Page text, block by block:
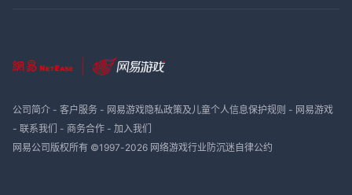
公司简介- 客户服务- 网易游戏隐私政策及儿童个人信息保护规则 - 网易游戏
- 联系我们 - 商务合作- 加入我们
网易公司版权所有 ©1997-2026 网络游戏行业防沉迷自律公约